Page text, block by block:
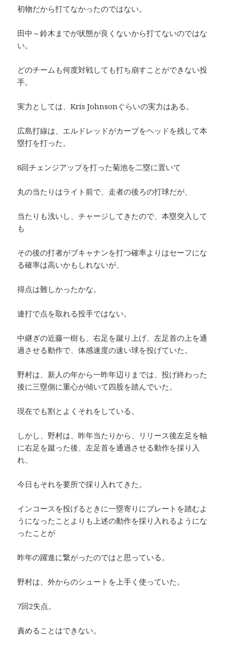
初物だから打てなかったのではない。
田中～鈴木までが状態が良くないから打てないのではな
い。
どのチームも何度対戦しても打ち崩すことができない投
手。
実力としては、Kris Johnsonぐらいの実力はある。
広島打線は、エルドレッドがカーブをヘッドを残して本
塁打を打った。
8回チェンジアップを打った菊池を二塁に置いて
丸の当たりはライト前で、走者の後ろの打球だが、
当たりも浅いし、チャージしてきたので、本塁突入して
も
その後の打者がブキャナンを打つ確率よりはセーフにな
る確率は高いかもしれないが、
得点は難しかったかな。
連打で点を取れる投手ではない。
中継ぎの近藤一樹も、右足を蹴り上げ、左足首の上を通
過させる動作で、体感速度の速い球を投げていた。
野村は、新人の年から一昨年辺りまでは、投げ終わった
後に三塁側に重心が傾いて四股を踏んでいた。
現在でも割とよくそれをしている。
しかし、野村は、昨年当たりから、リリース後左足を軸
に右足を蹴った後、左足首を通過させる動作を採り入
れ、
今日もそれを要所で採り入れてきた。
インコースを投げるときに一塁寄りにプレートを踏むよ
うになったことよりも上述の動作を採り入れるようにな
ったことが
昨年の躍進に繋がったのではと思っている。
野村は、外からのシュートを上手く使っていた。
7回2失点。
責めることはできない。